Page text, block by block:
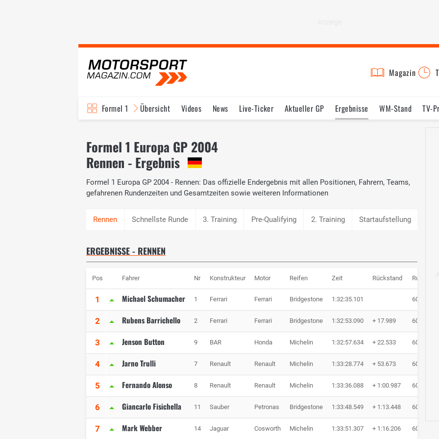
Magazin
Formel 1 Übersicht Videos News Live-Ticker Aktueller GP Ergebnisse WM-Stand TV-
Formel 1 Europa GP 2004
Rennen - Ergebnis
Formel 1 Europa GP 2004 - Rennen: Das offizielle Endergebnis mit allen Positionen, Fahrern, Teams,
gefahrenen Rundenzeiten und Gesamtzeiten sowie weiteren Informationen
Schnellste Runde 3. Training Pre-Qualifying 2. Training Startaufstellung
ERGEBNISSE - RENNEN
Pos Fahrer Nr Konstrukteur Motor Reifen Zeit Rückstand Runden
1 Michael Schumacher 1 Ferrari Ferrari Bridgestone 1:32:35.101 60 Runden
2 Rubens Barrichello 2 Ferrari Ferrari Bridgestone 1:32:53.090 + 17.989 60 Runden
3 Jenson Button 9 BAR Honda Michelin 1:32:57.634 + 22.533 60 Runden
4 Jarno Trulli 7 Renault Renault Michelin 1:33:28.774 + 53.673 60 Runden
5 Fernando Alonso 8 Renault Renault Michelin 1:33:36.088 + 1:00.987 60 Runden
6 Giancarlo Fisichella 11 Sauber Petronas Bridgestone 1:33:48.549 + 1:13.448 60 Runden
7 Mark Webber 14 Jaguar Cosworth Michelin 1:33:51.307 + 1:16.206 60 Runden